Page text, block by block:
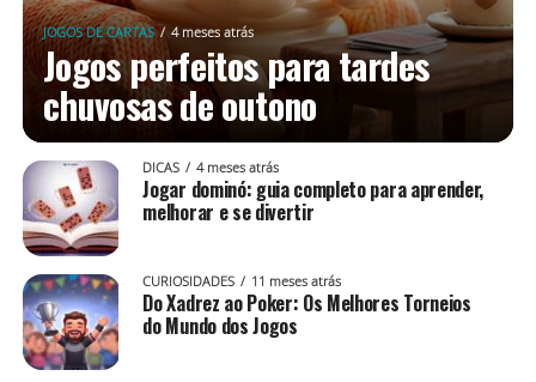
JOGOS DE CARTAS 4 meses atrás
Jogos perfeitos para tardes
chuvosas de outono
DICAS 4 meses atrás
Jogar dominó: guia completo para aprender,
melhorar e se divertir
CURIOSIDADES 11 meses atrás
Do Xadrez ao Poker: Os Melhores Torneios
do Mundo dos Jogos